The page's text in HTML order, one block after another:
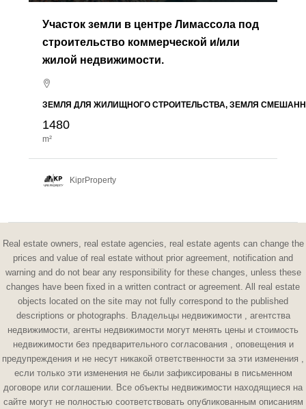
Участок земли в центре Лимассола под
строительство коммерческой и/или
жилой недвижимости.
ЗЕМЛЯ ДЛЯ ЖИЛИЩНОГО СТРОИТЕЛЬСТВА, ЗЕМЛЯ
1480
m²
KiprProperty
Real estate owners, real estate agencies, real estate agents can change the
prices and value of real estate without prior agreement, notification and
warning and do not bear any responsibility for these changes, unless these
changes have been fixed in a written contract or agreement. All real estate
objects located on the site may not fully correspond to the published
descriptions or photographs. Владельцы недвижимости , агентства
недвижимости, агенты недвижимости могут менять цены и стоимость
недвижимости без предварительного согласования , оповещения и
предупреждения и не несут никакой ответственности за эти изменения ,
если только эти изменения не были зафиксированы в письменном
договоре или соглашении. Все объекты недвижимости находящиеся на
сайте могут не полностью соответствовать опубликованным описаниям